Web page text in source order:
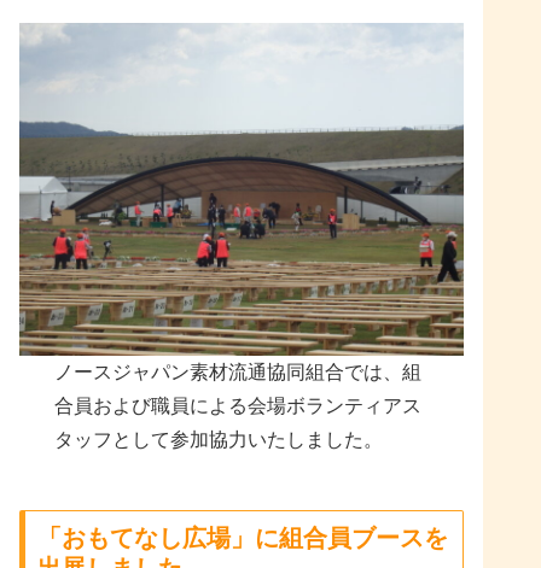
ノースジャパン素材流通協同組合では、組
合員および職員による会場ボランティアス
タッフとして参加協力いたしました。
「おもてなし広場」に組合員ブースを